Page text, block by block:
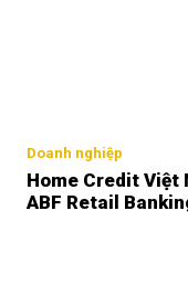
Doanh nghiệp
Home Credit Việt
ABF Retail